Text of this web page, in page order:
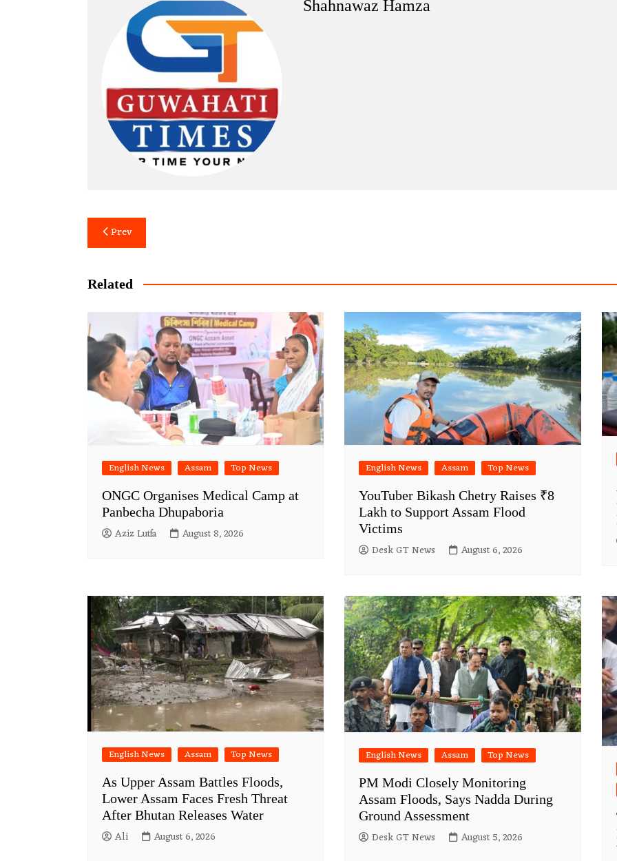
Shahnawaz Hamza
Post
navigation
Prev
Related
English News Assam Top News
ONGC Organises Medical Camp at
Panbecha Dhupaboria
Aziz Lutfa August 8, 2026
English News Assam Top News
YouTuber Bikash Chetry Raises ₹8
Lakh to Support Assam Flood
Victims
Desk GT News August 6, 2026
English News Assam Top News
As Upper Assam Battles Floods,
Lower Assam Faces Fresh Threat
After Bhutan Releases Water
Ali August 6, 2026
English News Assam Top News
PM Modi Closely Monitoring
Assam Floods, Says Nadda During
Ground Assessment
Desk GT News August 5, 2026